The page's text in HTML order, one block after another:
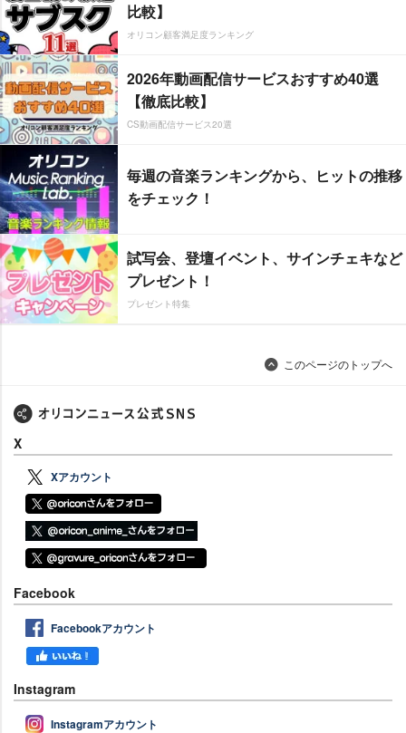
比較】
オリコン顧客満足度ランキング
2026年動画配信サービスおすすめ40選
【徹底比較】
CS動画配信サービス20選
毎週の音楽ランキングから、ヒットの推移
をチェック！
試写会、登壇イベント、サインチェキなど
プレゼント！
プレゼント特集
このページのトップへ
X
Xアカウント
Facebook
Facebookアカウント
Instagram
Instagramアカウント